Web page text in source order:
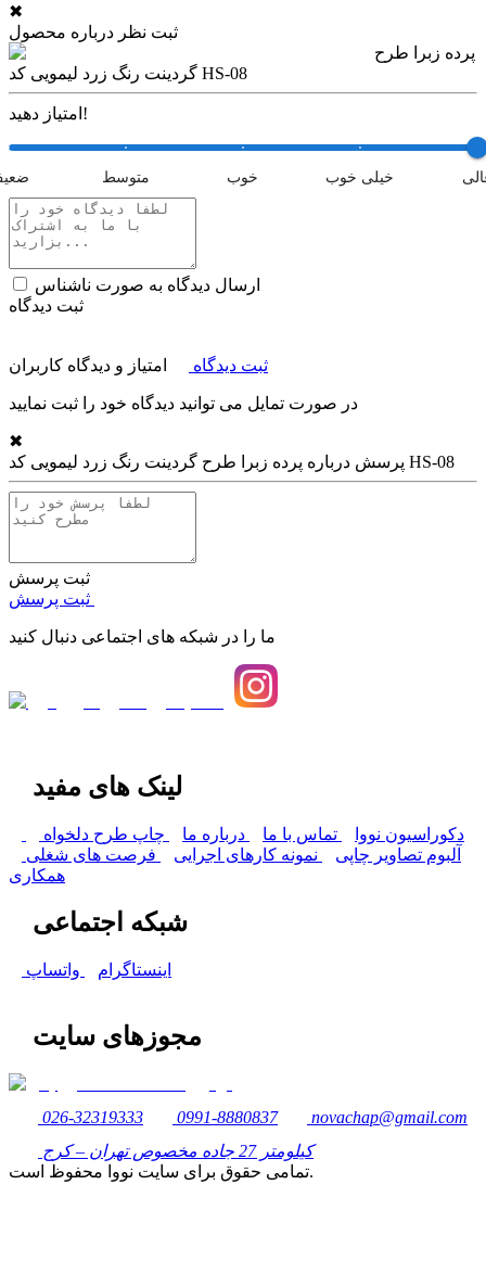
✖
ثبت نظر درباره محصول
پرده زبرا طرح
گردینت رنگ زرد لیمویی کد HS-08
امتیاز دهید!
متوسط خوب خیلی خوب
ارسال دیدگاه به صورت ناشناس
ثبت دیدگاه
ثبت دیدگاه امتیاز و دیدگاه کاربران
در صورت تمایل می توانید دیدگاه خود را ثبت نمایید
✖
پرسش درباره پرده زبرا طرح گردینت رنگ زرد لیمویی کد HS-08
ثبت پرسش
ما را در شبکه های اجتماعی دنبال کنید
لینک های مفید
دکوراسیون نووا تماس با ما درباره ما
چاپ طرح دلخواه
آلبوم تصاویر چاپی
نمونه کارهای اجرایی
فرصت های شغلی
همکاری
شبکه اجتماعی
اینستاگرام واتساپ
مجوزهای سایت
026-32319333 0991-8880837
novachap@gmail.com
کیلومتر 27 جاده مخصوص تهران – کرج
تمامی حقوق برای سایت نووا محفوظ است.